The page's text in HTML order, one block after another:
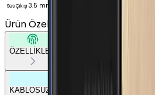
Ses Çıkışı 3.5 mm
Ürün Özellikleri
ÖZELLİKLER
KABLOSUZ BAĞLANTILAR